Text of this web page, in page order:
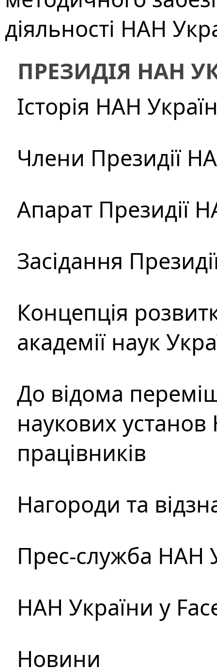
діяльності НАН
ПРЕЗИДІЯ НАН
Історія НАН
Члени Президії
Апарат Президії
Засідання
Концепція
академії наук
До відома
наукових установ
працівників
Нагороди та
Прес-служба НАН
НАН України у
Новини